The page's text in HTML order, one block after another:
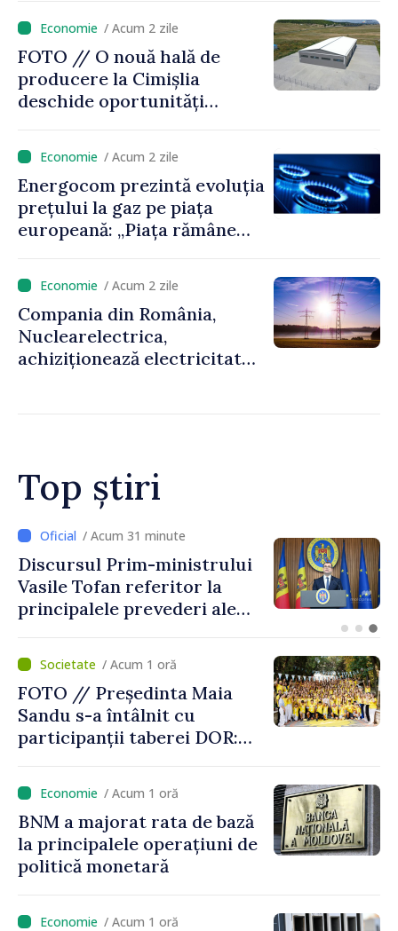
/ Acum 2 zile
FOTO // O nouă hală de
producere la Cimișlia
deschide oportunități
regiune
/ Acum 2 zile
Energocom prezintă evoluția
prețului la gaz pe piața
europeană: „Piața rămâne
geopolitice”
/ Acum 2 zile
Compania din România,
Nuclearelectrica,
achiziționează electricitate
Top știri
/ Acum 9 minute
The Washington Post: Mai
multe state europene refuză
să transfere rachete Patriot
/ Acum 1 oră
FOTO // Președinta Maia
Sandu s-a întâlnit cu
participanții taberei DOR:
noastră rămâne puternică”
/ Acum 1 oră
BNM a majorat rata de bază
la principalele operațiuni de
politică monetară
/ Acum 1 oră